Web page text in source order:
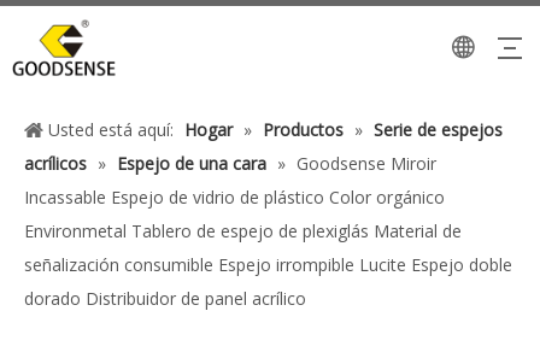
Usted está aquí: Hogar » Productos » Serie de espejos
acrílicos » Espejo de una cara » Goodsense Miroir
Incassable Espejo de vidrio de plástico Color orgánico
Environmetal Tablero de espejo de plexiglás Material de
señalización consumible Espejo irrompible Lucite Espejo doble
dorado Distribuidor de panel acrílico